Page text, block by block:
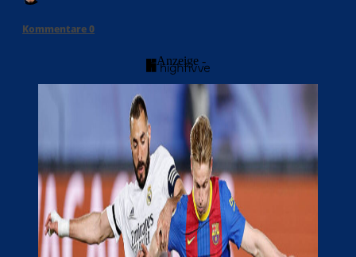
Kommentare0
- Anzeige -